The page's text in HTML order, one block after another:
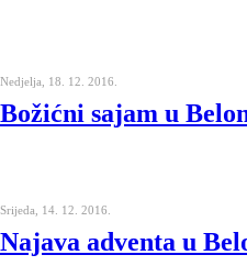
Nedjelja, 18. 12. 2016.
Božićni sajam u
Srijeda, 14. 12. 2016.
Najava adventa u